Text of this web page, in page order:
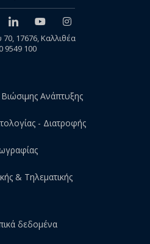
70, 17676, Καλλιθέα
9549 100
Ανάπτυξης
- Διατροφής
& Τηλεματικής
δεδομένα